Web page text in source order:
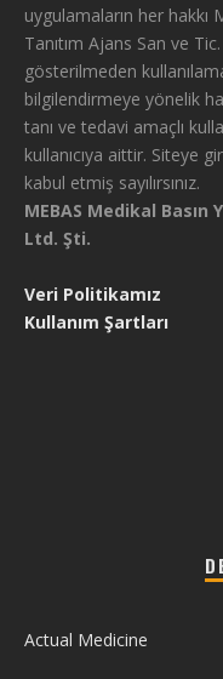
uygulamaların her hakkı
Tanıtım Ajans San ve
gösterilmeden
bilgilendirmeye yönelik
tanı ve tedavi amaçlı
kullanıcıya aittir. Siteye
kabul etmiş sayılırsınız.
MEBAS Medikal Basın
Ltd. Şti.
Veri Politikamız
Kullanım Şartları
Actual Medicine